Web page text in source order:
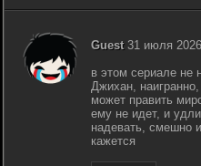
Guest31 июля
в этом сериале не
Джихан,
может править
ему не идет, и
надевать, смешно
кажется